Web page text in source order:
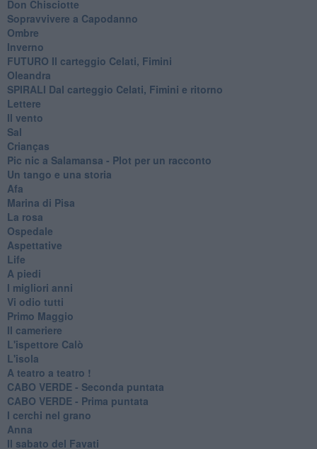
Don Chisciotte
Sopravvivere a Capodanno
Ombre
Inverno
FUTURO Il carteggio Celati, Fimini
Oleandra
SPIRALI Dal carteggio Celati, Fimini e ritorno
Lettere
Il vento
Sal
Crianças
Pic nic a Salamansa - Plot per un racconto
Un tango e una storia
Afa
Marina di Pisa
La rosa
Ospedale
Aspettative
Life
A piedi
I migliori anni
Vi odio tutti
Primo Maggio
Il cameriere
L'ispettore Calò
L'isola
A teatro a teatro !
CABO VERDE - Seconda puntata
CABO VERDE - Prima puntata
I cerchi nel grano
Anna
Il sabato del Favati